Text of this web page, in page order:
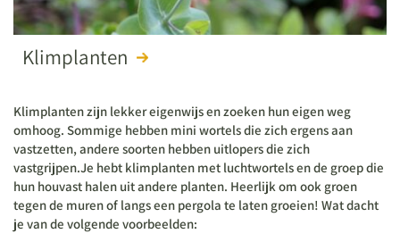
Klimplanten
Klimplanten zijn lekker eigenwijs en zoeken hun eigen weg
omhoog. Sommige hebben mini wortels die zich ergens aan
vastzetten, andere soorten hebben uitlopers die zich
vastgrijpen.Je hebt klimplanten met luchtwortels en de groep die
hun houvast halen uit andere planten. Heerlijk om ook groen
tegen de muren of langs een pergola te laten groeien! Wat dacht
je van de volgende voorbeelden: